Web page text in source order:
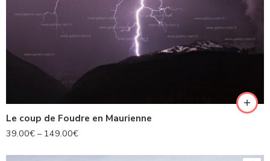
Le coup de Foudre en Maurienne
39.00€ – 149.00€